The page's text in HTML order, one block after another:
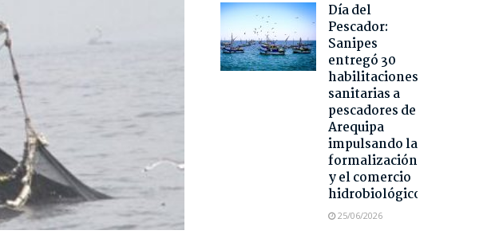
Día del
Pescador:
Sanipes
entregó 30
habilitaciones
sanitarias a
pescadores de
Arequipa
impulsando la
formalización
y el comercio
hidrobiológico
25/06/2026